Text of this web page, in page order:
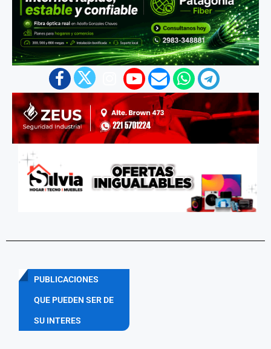
PUBLICACIONES
QUE PUEDEN SER DE
SU INTERES